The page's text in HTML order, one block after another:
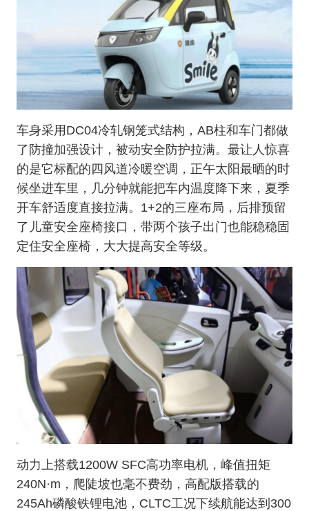
车身采用DC04冷轧钢笼式结构，AB柱和车门都做
了防撞加强设计，被动安全防护拉满。最让人惊喜
的是它标配的四风道冷暖空调，正午太阳最晒的时
候坐进车里，几分钟就能把车内温度降下来，夏季
开车舒适度直接拉满。1+2的三座布局，后排预留
了儿童安全座椅接口，带两个孩子出门也能稳稳固
定住安全座椅，大大提高安全等级。
动力上搭载1200W SFC高功率电机，峰值扭矩
240N·m，爬陡坡也毫不费劲，高配版搭载的
245Ah磷酸铁锂电池，CLTC工况下续航能达到300